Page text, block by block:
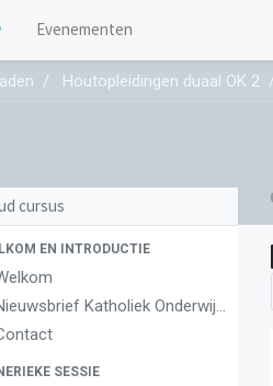
Evenementen
Houtopleidingen duaal OK 2
cursus
EN INTRODUCTIE
Katholiek Onderwijs Vlaanderen
SESSIE